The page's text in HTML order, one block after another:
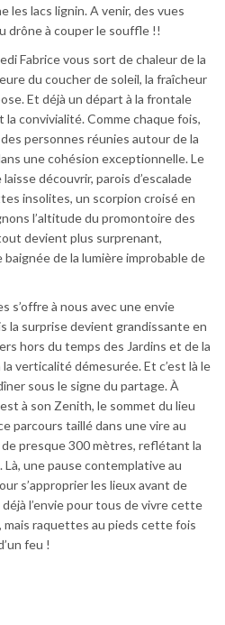
les lacs lignin. A venir, des vues
drône à couper le souffle !!
Fabrice vous sort de chaleur de la
du coucher de soleil, la fraîcheur
Et déjà un départ à la frontale
la convivialité. Comme chaque fois,
personnes réunies autour de la
une cohésion exceptionnelle. Le
découvrir, parois d’escalade
insolites, un scorpion croisé en
l’altitude du promontoire des
devient plus surprenant,
baignée de la lumière improbable de
s’offre à nous avec une envie
la surprise devient grandissante en
hors du temps des Jardins et de la
la verticalité démesurée. Et c’est là le
sous le signe du partage. À
à son Zenith, le sommet du lieu
parcours taillé dans une vire au
de presque 300 mètres, reflétant la
Là, une pause contemplative au
s’approprier les lieux avant de
l’envie pour tous de vivre cette
mais raquettes au pieds cette fois
feu !